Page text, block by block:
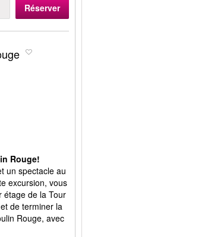
Réserver
Rouge!
un spectacle au
excursion, vous
étage de la Tour
de terminer la
Rouge, avec